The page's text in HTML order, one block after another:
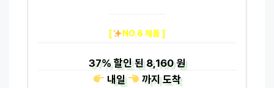
[ NO.6 제품 ]
37%할인 된8,160 원
내일
까지도착